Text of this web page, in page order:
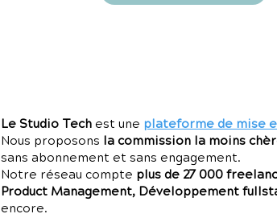
Le Studio Tech est une plateforme de mise
Nous proposons la commission la moins
sans abonnement et sans engagement.
Notre réseau compte plus de 27 000
Product Management, Développement
encore.